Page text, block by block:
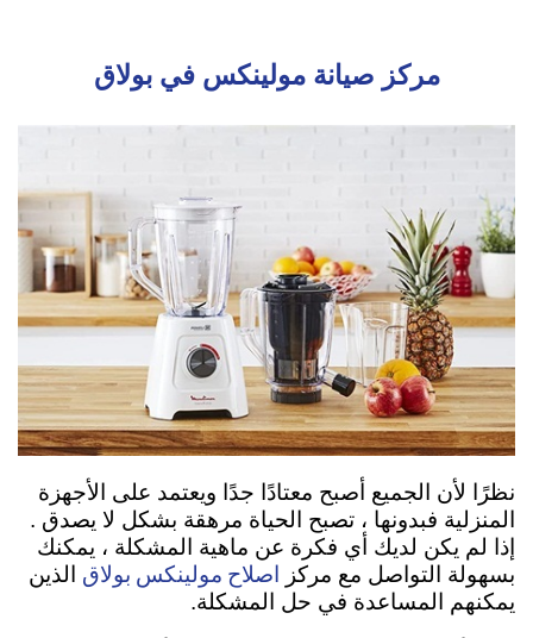
مركز صيانة مولينكس في بولاق
نظرًا لأن الجميع أصبح معتادًا جدًا ويعتمد على الأجهزة
المنزلية فبدونها ، تصبح الحياة مرهقة بشكل لا يصدق .
إذا لم يكن لديك أي فكرة عن ماهية المشكلة ، يمكنك
بسهولة التواصل مع مركز اصلاح مولينكس بولاق الذين
يمكنهم المساعدة في حل المشكلة.